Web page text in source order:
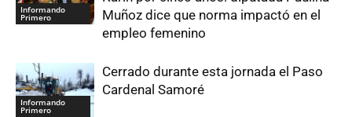
Informando
Primero
Muñoz dice que norma impactó en el
empleo femenino
Informando
Primero
Cerrado durante esta jornada el Paso
Cardenal Samoré